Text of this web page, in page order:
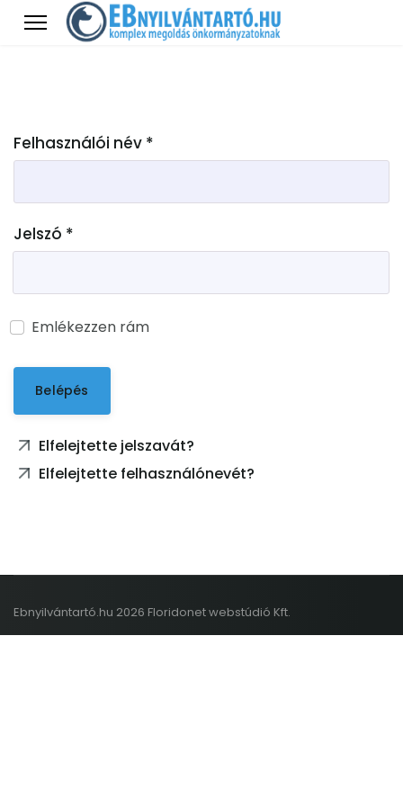
Felhasználói név *
Jelszó *
Emlékezzen rám
Belépés
Elfelejtette jelszavát?
Elfelejtette felhasználónevét?
Ebnyilvántartó.hu 2026 Floridonet webstúdió Kft.